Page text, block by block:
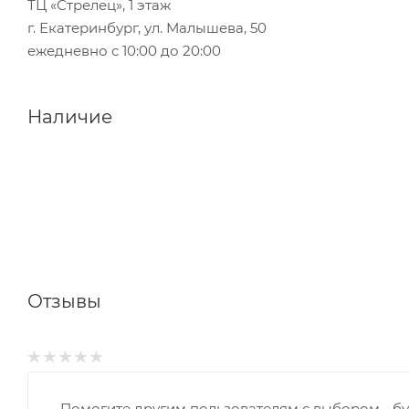
ТЦ «Стрелец», 1 этаж
г. Екатеринбург, ул. Малышева, 50
ежедневно с 10:00 до 20:00
Наличие
Отзывы